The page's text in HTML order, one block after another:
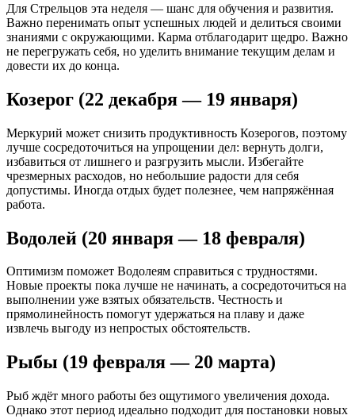
Для Стрельцов эта неделя — шанс для обучения и развития.
Важно перенимать опыт успешных людей и делиться своими
знаниями с окружающими. Карма отблагодарит щедро. Важно
не перегружать себя, но уделить внимание текущим делам и
довести их до конца.
Козерог (22 декабря — 19 января)
Меркурий может снизить продуктивность Козерогов, поэтому
лучше сосредоточиться на упрощении дел: вернуть долги,
избавиться от лишнего и разгрузить мысли. Избегайте
чрезмерных расходов, но небольшие радости для себя
допустимы. Иногда отдых будет полезнее, чем напряжённая
работа.
Водолей (20 января — 18 февраля)
Оптимизм поможет Водолеям справиться с трудностями.
Новые проекты пока лучше не начинать, а сосредоточиться на
выполнении уже взятых обязательств. Честность и
прямолинейность помогут удержаться на плаву и даже
извлечь выгоду из непростых обстоятельств.
Рыбы (19 февраля — 20 марта)
Рыб ждёт много работы без ощутимого увеличения дохода.
Однако этот период идеально подходит для постановки новых